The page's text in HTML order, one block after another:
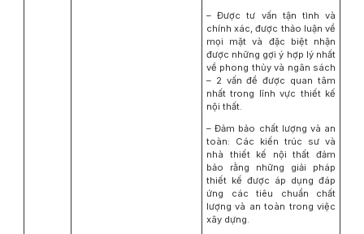
– Được tư vấn tận tình và
chính xác, được thảo luận về
mọi mặt và đặc biệt nhận
được những gợi ý hợp lý nhất
về phong thủy và ngân sách
– 2 vấn đề được quan tâm
nhất trong lĩnh vực thiết kế
nội thất.
– Đảm bảo chất lượng và an
toàn: Các kiến trúc sư và
nhà thiết kế nội thất đảm
bảo rằng những giải pháp
thiết kế được áp dụng đáp
ứng các tiêu chuẩn chất
lượng và an toàn trong việc
xây dựng.